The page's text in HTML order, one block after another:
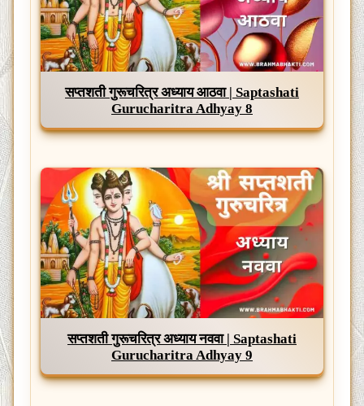
सप्तशती गुरूचरित्र अध्याय आठवा | Saptashati
Gurucharitra Adhyay 8
सप्तशती गुरूचरित्र अध्याय नववा | Saptashati
Gurucharitra Adhyay 9